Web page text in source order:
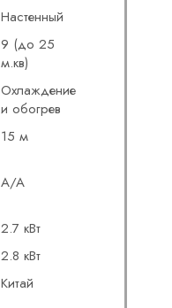
Настенный
9 (до 25
м.кв)
Охлаждение
и обогрев
15 м
A/A
2.7 кВт
2.8 кВт
Китай